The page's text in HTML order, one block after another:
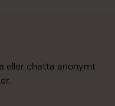
eller chatta anonymt